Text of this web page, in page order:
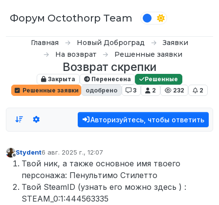
Форум Octothorp Team
Главная Новый Доброград
Заявки
На возврат
Решенные заявки
Возврат скрепки
Закрыта Перенесена
Решенные
Решенные заявки
одобрено 3 2 232 2
Авторизуйтесь, чтобы ответить
Не в сети
Stydent6 авг. 2025 г., 12:07
отредактировано
Твой ник, а также основное имя твоего
персонажа: Пенультимо Стилетто
Твой SteamID (узнать его можно здесь ) :
STEAM_0:1:444563335